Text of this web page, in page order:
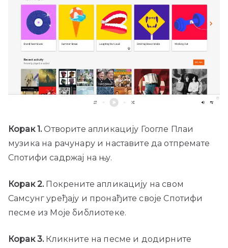
Корак 1.Отворите апликацију Гоогле Плаи
музика на рачунару и наставите да отпремате
Спотифи садржај на њу.
Корак 2.Покрените апликацију на свом
Самсунг уређају и пронађите своје Спотифи
песме из Моје библиотеке.
Корак 3.Кликните на песме и додирните